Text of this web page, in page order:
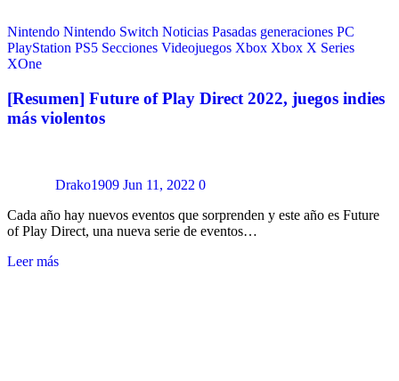
Nintendo Nintendo Switch Noticias Pasadas generaciones PC
PlayStation PS5 Secciones Videojuegos Xbox Xbox X Series
XOne
[Resumen] Future of Play Direct 2022, juegos indies
más violentos
Drako1909 Jun 11, 2022 0
Cada año hay nuevos eventos que sorprenden y este año es Future
of Play Direct, una nueva serie de eventos…
Leer más